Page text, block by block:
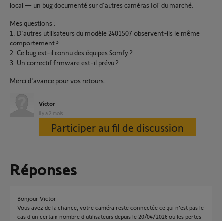
local — un bug documenté sur d'autres caméras IoT du marché.
Mes questions :
1. D'autres utilisateurs du modèle 2401507 observent-ils le même
comportement ?
2. Ce bug est-il connu des équipes Somfy ?
3. Un correctif firmware est-il prévu ?
Merci d'avance pour vos retours.
Victor
il y a 2 mois
Participer au fil de discussion
Réponses
Bonjour Victor
Vous avez de la chance, votre caméra reste connectée ce qui n'est pas le
cas d'un certain nombre d'utilisateurs depuis le 20/04/2026 ou les pertes